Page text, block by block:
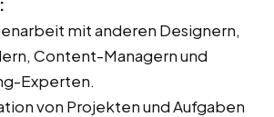
mit anderen Designern,
Content-Managern und
Experten.
von Projekten und Aufgaben